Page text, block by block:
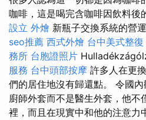
咖啡，這是喝完含咖啡因飲料後
設立 外燴 新瓶子交換系統的營
seo推薦 西式外燴 台中美式整復
務所 台胞證照片
服務 台中頭部按摩 許多人在更
們的居住地沒有歸還點。 令國
廚師外套而不是醫生外套，他不
裡，而且在現實中和他的注意力